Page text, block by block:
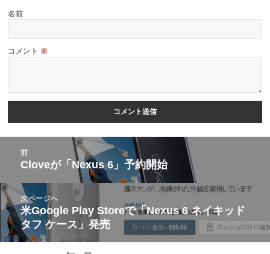
名前
コメント ※
ビ
ゲ
ー
前
前
の
投
稿:
Cloveが「Nexus 6」予約開始
次ページへ
次
の
投
米Google Play Storeで「Nexus 6 ネイキッド
タフ ケース」発売